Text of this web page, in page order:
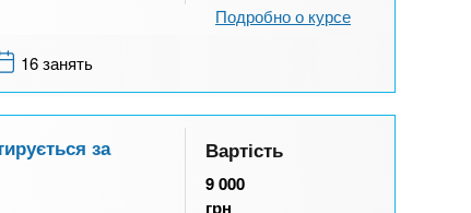
Подробно о курсе
16 занять
за
Вартість
9 000
грн